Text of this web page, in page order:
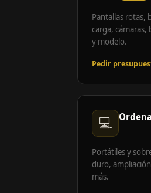
Pantallas rotas,
carga, cámaras,
y modelo.
Pedir
💻
Portátiles y
duro,
más.